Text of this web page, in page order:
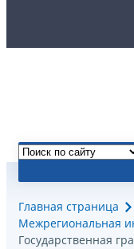
Главная страница
Межрегиональная
Государственная